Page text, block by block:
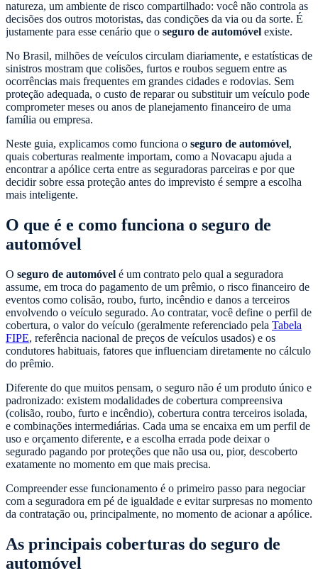
natureza, um ambiente de risco compartilhado: você não controla as
decisões dos outros motoristas, das condições da via ou da sorte. É
justamente para esse cenário que o seguro de automóvel existe.
No Brasil, milhões de veículos circulam diariamente, e estatísticas de
sinistros mostram que colisões, furtos e roubos seguem entre as
ocorrências mais frequentes em grandes cidades e rodovias. Sem
proteção adequada, o custo de reparar ou substituir um veículo pode
comprometer meses ou anos de planejamento financeiro de uma
família ou empresa.
Neste guia, explicamos como funciona o seguro de automóvel,
quais coberturas realmente importam, como a Novacapu ajuda a
encontrar a apólice certa entre as seguradoras parceiras e por que
decidir sobre essa proteção antes do imprevisto é sempre a escolha
mais inteligente.
O que é e como funciona o seguro de
automóvel
O seguro de automóvel é um contrato pelo qual a seguradora
assume, em troca do pagamento de um prêmio, o risco financeiro de
eventos como colisão, roubo, furto, incêndio e danos a terceiros
envolvendo o veículo segurado. Ao contratar, você define o perfil de
cobertura, o valor do veículo (geralmente referenciado pela Tabela
FIPE, referência nacional de preços de veículos usados) e os
condutores habituais, fatores que influenciam diretamente no cálculo
do prêmio.
Diferente do que muitos pensam, o seguro não é um produto único e
padronizado: existem modalidades de cobertura compreensiva
(colisão, roubo, furto e incêndio), cobertura contra terceiros isolada,
e combinações intermediárias. Cada uma se encaixa em um perfil de
uso e orçamento diferente, e a escolha errada pode deixar o
segurado pagando por proteções que não usa ou, pior, descoberto
exatamente no momento em que mais precisa.
Compreender esse funcionamento é o primeiro passo para negociar
com a seguradora em pé de igualdade e evitar surpresas no momento
da contratação ou, principalmente, no momento de acionar a apólice.
As principais coberturas do seguro de
automóvel